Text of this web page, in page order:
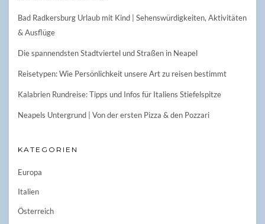
Bad Radkersburg Urlaub mit Kind | Sehenswürdigkeiten, Aktivitäten
& Ausflüge
Die spannendsten Stadtviertel und Straßen in Neapel
Reisetypen: Wie Persönlichkeit unsere Art zu reisen bestimmt
Kalabrien Rundreise: Tipps und Infos für Italiens Stiefelspitze
Neapels Untergrund | Von der ersten Pizza & den Pozzari
KATEGORIEN
Europa
Italien
Österreich